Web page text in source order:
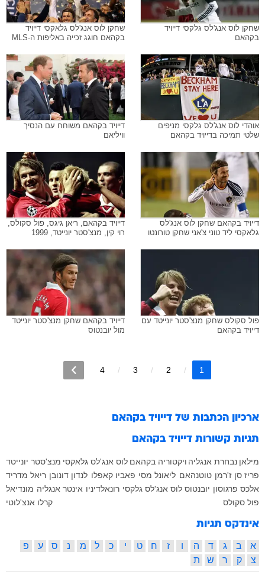
שחקן לוס אנג'לס גלקסי דייויד
בקהאם
שחקן לוס אנג'לס גלאקסי דייויד
בקהאם חוגג זכייה באליפות ה-MLS
אוהדי לוס אנג'לס גלקסי מניפים
שלטי תמיכה בדייויד בקהאם
דייויד בקהאם משוחח עם הנסיך
וויליאם
דייויד בקהאם שחקן לוס אנג'לס
גלאקסי ליד טוני צ'אני שחקן טורונטו
דייויד בקהאם, ריאן גיגס, פול סקולס,
רוי קין, מנצ'סטר יונייטד, 1999
פול סקולס שחקן מנצ'סטר יונייטד עם
דייויד בקהאם
דייויד בקהאם שחקן מנצ'סטר יונייטד
מול יובנטוס
1
2
3
4
ארכיון הכתבות של דייויד בקהאם
תגיות קשורות דייויד בקהאם
מילאן נבחרת אנגליה ויקטוריה בקהאם לוס אנג'לס גלאקסי מנצ'סטר יונייטד
פריז סן ז'רמן טוטנהאם ליאונל מסי פאביו קאפלו לנדון דונובן ריאל מדריד
אלכס פרגוסון יובנטוס לוס אנג'לס גלקסי רונאלדיניו אינטר אנגליה מונדיאל
פול סקולס
קרלו אנצ'לוטי
אינדקס תגיות
א ב ג ד ה ו ז ח ט י כ ל מ נ ס ע
פ
צ
ק ר ש ת